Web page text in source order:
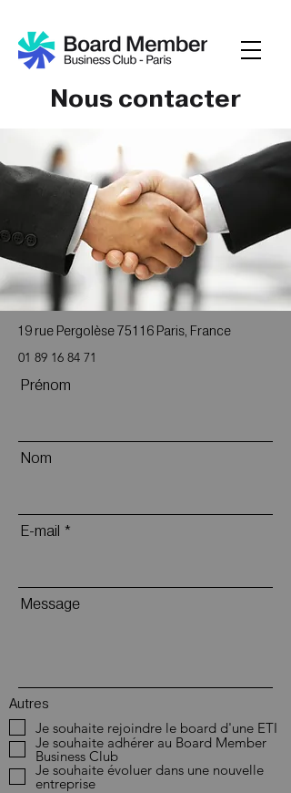
Nous contacter
19 rue Pergolèse 75116 Paris, France
01 89 16 84 71
Prénom
Nom
E-mail
Message
Autres
Je souhaite rejoindre le board d'une ETI
Je souhaite adhérer au Board Member
Business Club
Je souhaite évoluer dans une nouvelle
entreprise